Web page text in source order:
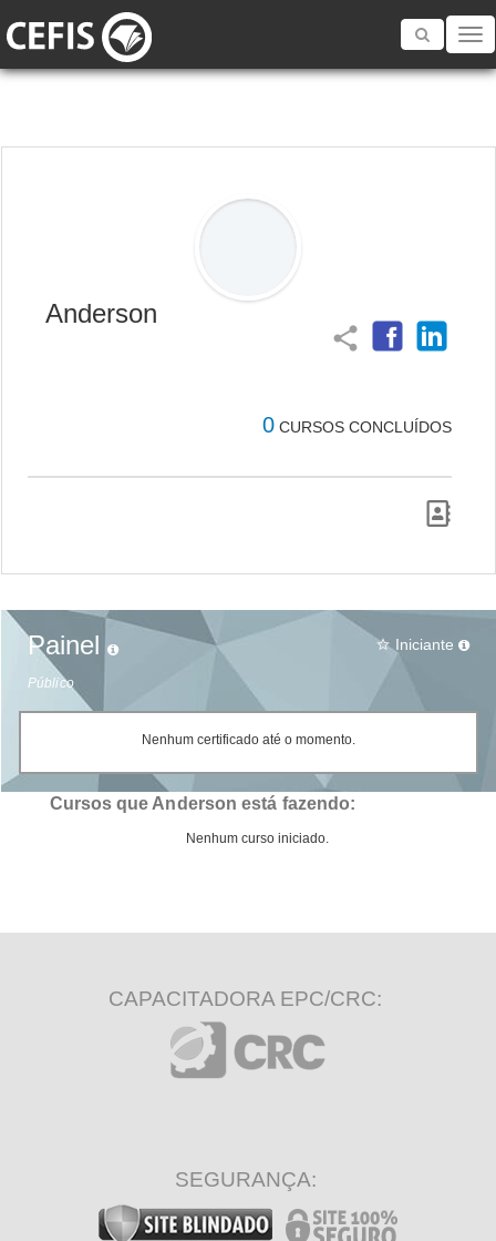
Toggle
Anderson
share
0 CURSOS CONCLUÍDOS
Painel
Público
star_border Iniciante
Nenhum certificado até o momento.
Cursos que Anderson está fazendo:
Nenhum curso iniciado.
CAPACITADORA EPC/CRC:
SEGURANÇA: